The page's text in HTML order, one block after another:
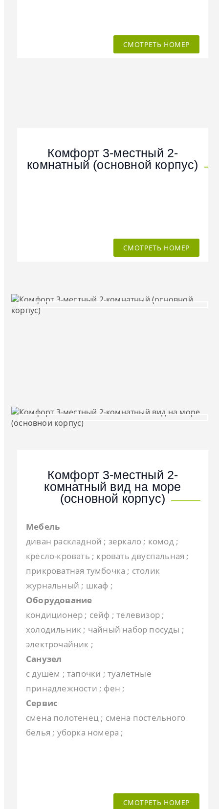
СМОТРЕТЬ НОМЕР
Комфорт 3-местный 2-
комнатный (основной корпус)
СМОТРЕТЬ НОМЕР
Комфорт 3-местный 2-
комнатный вид на море
(основной корпус)
Мебель
диван раскладной ; зеркало ; комод ;
кресло-кровать ; кровать двуспальная ;
прикроватная тумбочка ; столик
журнальный ; шкаф ;
Оборудование
кондиционер ; сейф ; телевизор ;
холодильник ; чайный набор посуды ;
электрочайник ;
Санузел
с душем ; тапочки ; туалетные
принадлежности ; фен ;
Сервис
смена полотенец ; смена постельного
белья ; уборка номера ;
СМОТРЕТЬ НОМЕР